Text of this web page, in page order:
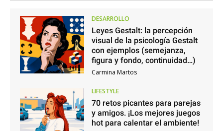
DESARROLLO
Leyes Gestalt: la percepción
visual de la psicología Gestalt
con ejemplos (semejanza,
figura y fondo, continuidad…)
Carmina Martos
LIFESTYLE
70 retos picantes para parejas
y amigos. ¡Los mejores juegos
hot para calentar el ambiente!